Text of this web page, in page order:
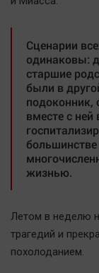
Новости компаний
Прогулки по
Спецпроект
Статистика
Челябинск
Другие рубрики
Актуальная тема
Сценарии
одинаковы:
старшие
были в
подоконник,
вместе с ней
жизнью.
Летом в неделю
трагедий и
похолоданием.